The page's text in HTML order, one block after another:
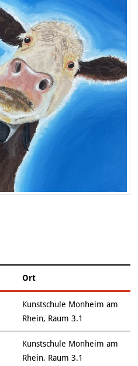
zum diesen Kurs
Ort
Kunstschule Monheim am
Rhein, Raum 3.1
Kunstschule Monheim am
Rhein, Raum 3.1